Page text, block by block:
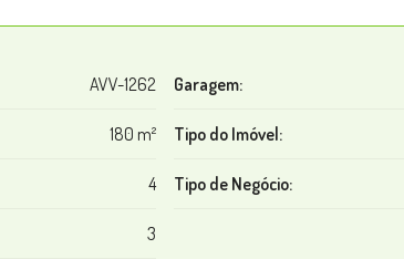
AVV-1262
180 m²
4
3
Garagem:
Tipo do Imóvel:
Tipo de Negócio: